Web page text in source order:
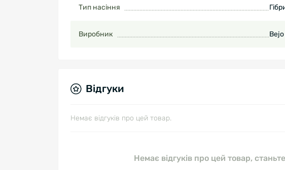
Тип насіння
Виробник
Відгуки
Немає відгуків про цей товар.
Немає відгуків про цей товар,